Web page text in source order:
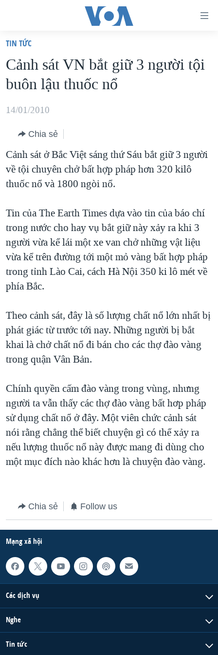
truy
cập
Tới
dung
chính
điều
hướng
chính
tới
"Tìm"
VIỆT NAM
HOA KỲ
BIỂN ĐÔNG
BLOG
DIỄN ĐÀN
MỤC
VẠCH TRẦN TIN GIẢ
NGƯỜI VIỆT HẢI NGOẠI
ĐỜI SỐNG
KHOA HỌC
VĂN HOÁ
THỂ THAO
CHIẾN TRANH THƯƠNG MẠI CỦA MỸ: QUÁ KHỨ VÀ HIỆN
HÀNH TRÌNH BẦU CỬ 2024
MỘT NĂM CHIẾN TRANH TẠI DẢI GAZA
GIẢI MÃ VÀNH ĐAI & CON ĐƯỜNG
NGÀY TỊ NẠN THẾ GIỚI
GROUND ZERO – XƯA VÀ NAY
CHI PHÍ CHIẾN TRANH AFGHANISTAN
CÁC GIÁ TRỊ CỘNG HÒA Ở VIỆT NAM
TRỊNH VĨNH BÌNH VS. CHÍNH PHỦ VIỆT NAM
NGƯ DÂN VIỆT VÀ LÀN SÓNG TRỘM HẢI SÂM
BÊN KIA QUỐC LỘ: TIẾNG VỌNG TỪ NÔNG THÔN MỸ
QUAN HỆ VIỆT MỸ
HỌC TIẾNG ANH
VIDEO
NGHE
MẠNG XÃ HỘI
Ngôn ngữ khác
TIN TỨC
Cảnh sát VN bắt giữ 3 người tội
buôn lậu thuốc nổ
14/01/2010
Chia sẻ
Cảnh sát ở Bắc Việt sáng thứ Sáu bắt giữ 3 người
về tội chuyên chở bất hợp pháp hơn 320 kilô
thuốc nổ và 1800 ngòi nổ.
Tin của The Earth Times dựa vào tin của báo chí
trong nước cho hay vụ bắt giữ này xảy ra khi 3
người vừa kể lái một xe van chở những vật liệu
vừa kể trên đường tới một mỏ vàng bất hợp pháp
trong tỉnh Lào Cai, cách Hà Nội 350 ki lô mét về
phía Bắc.
Theo cảnh sát, đây là số lượng chất nổ lớn nhất bị
phát giác từ trước tới nay. Những người bị bắt
khai là chở chất nổ đi bán cho các thợ đào vàng
trong quận Vân Bản.
Chính quyền cấm đào vàng trong vùng, nhưng
người ta vẫn thấy các thợ đào vàng bất hơp pháp
sử dụng chất nổ ở đây. Một viên chức cảnh sát
nói rằng chẳng thể biết chuyện gì có thể xảy ra
nếu lượng thuốc nổ này được mang đi dùng cho
một mục đích nào khác hơn là chuyện đào vàng.
Chia sẻ Follow us
Mạng xã hội
Các dịch vụ
Nghe
Tin tức